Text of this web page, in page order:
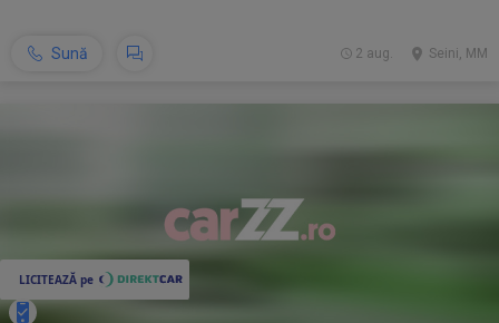
Sună Seini, MM
2 aug.